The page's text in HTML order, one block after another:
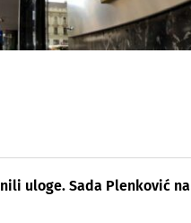
uloge. Sada Plenković